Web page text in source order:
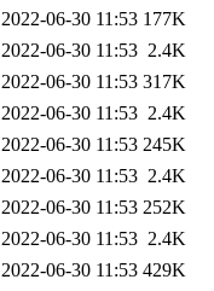
2022-06-30 11:53 177K
2022-06-30 11:53 2.4K
2022-06-30 11:53 317K
2022-06-30 11:53 2.4K
2022-06-30 11:53 245K
2022-06-30 11:53 2.4K
2022-06-30 11:53 252K
2022-06-30 11:53 2.4K
2022-06-30 11:53 429K